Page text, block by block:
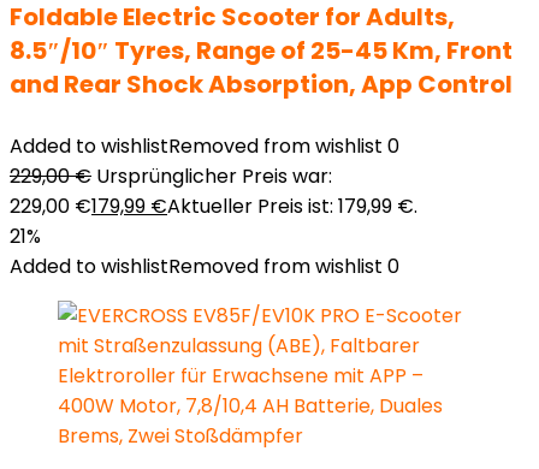
Foldable Electric Scooter for Adults,
8.5″/10″ Tyres, Range of 25-45 Km, Front
and Rear Shock Absorption, App Control
Added to wishlistRemoved from wishlist 0
229,00€ Ursprünglicher Preis war:
229,00 €179,99 €Aktueller Preis ist: 179,99 €.
21%
Added to wishlistRemoved from wishlist 0